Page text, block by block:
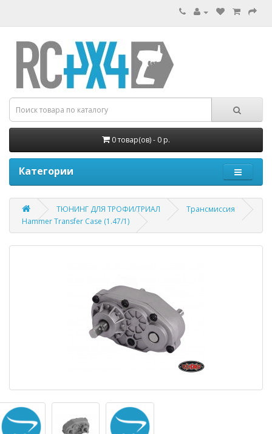
0 товар(ов) - 0 р.
Категории
ТЮНИНГ ДЛЯ ТРОФИ/ТРИАЛ
Трансмиссия
Hammer Transfer Case (1.47/1)